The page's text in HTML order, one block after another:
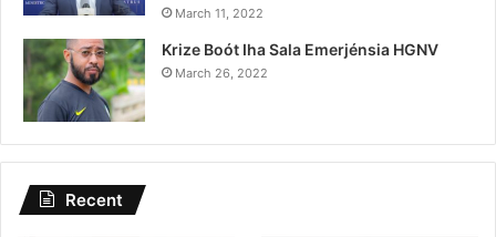
March 11, 2022
Krize Boót Iha Sala Emerjénsia HGNV
March 26, 2022
Recent